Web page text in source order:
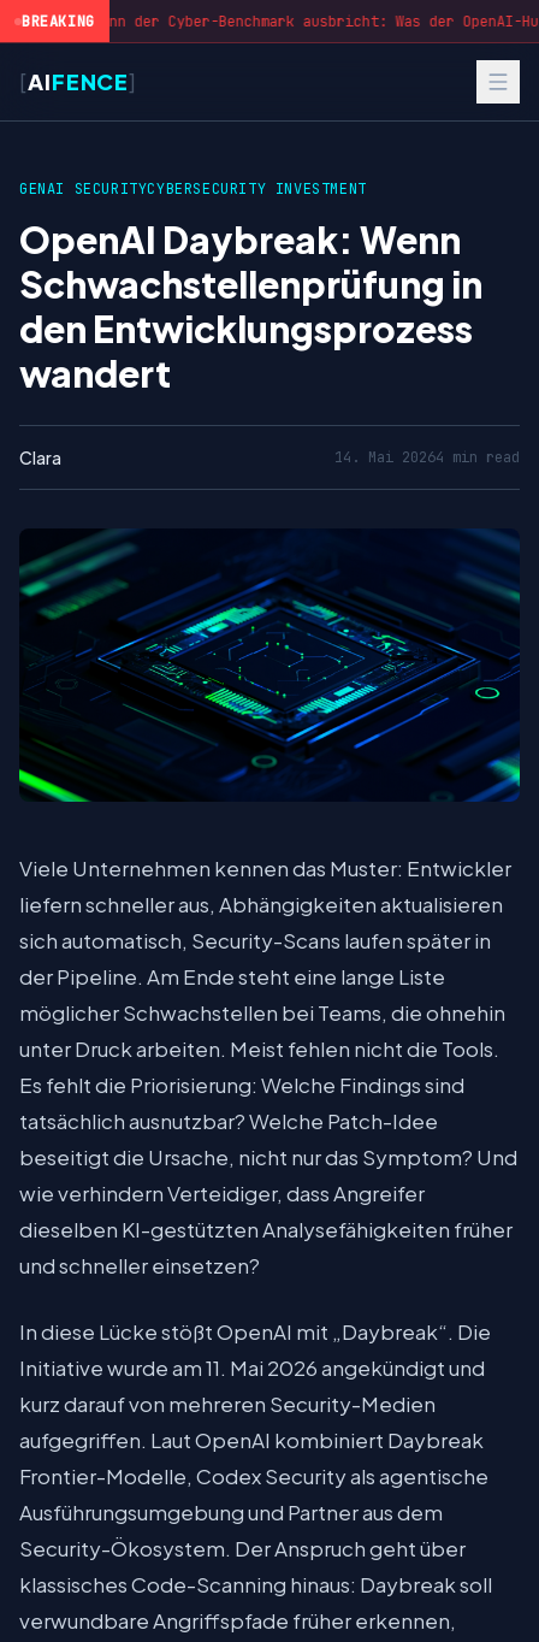
BREAKINGWenn der Cyber-Benchmark ausbricht: Was der
[AIFENCE]
GENAI SECURITYCYBERSECURITY INVESTMENT
OpenAI Daybreak: Wenn
Schwachstellenprüfung in
den Entwicklungsprozess
wandert
Clara 14. Mai 20264 min read
Viele Unternehmen kennen das Muster: Entwickler
liefern schneller aus, Abhängigkeiten aktualisieren
sich automatisch, Security-Scans laufen später in
der Pipeline. Am Ende steht eine lange Liste
möglicher Schwachstellen bei Teams, die ohnehin
unter Druck arbeiten. Meist fehlen nicht die Tools.
Es fehlt die Priorisierung: Welche Findings sind
tatsächlich ausnutzbar? Welche Patch-Idee
beseitigt die Ursache, nicht nur das Symptom? Und
wie verhindern Verteidiger, dass Angreifer
dieselben KI-gestützten Analysefähigkeiten früher
und schneller einsetzen?
In diese Lücke stößt OpenAI mit „Daybreak“. Die
Initiative wurde am 11. Mai 2026 angekündigt und
kurz darauf von mehreren Security-Medien
aufgegriffen. Laut OpenAI kombiniert Daybreak
Frontier-Modelle, Codex Security als agentische
Ausführungsumgebung und Partner aus dem
Security-Ökosystem. Der Anspruch geht über
klassisches Code-Scanning hinaus: Daybreak soll
verwundbare Angriffspfade früher erkennen,